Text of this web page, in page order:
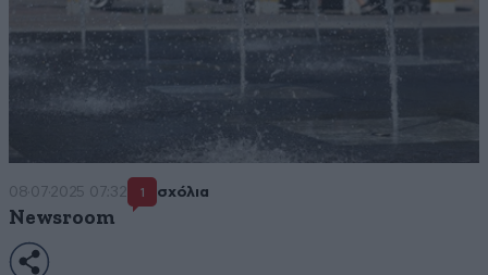
08·07·2025 07:32 1 σχόλια
Newsroom